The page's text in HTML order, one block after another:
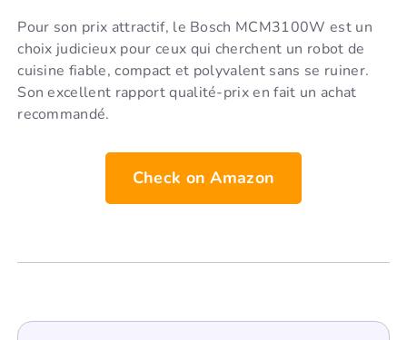
Pour son prix attractif, le Bosch MCM3100W est un
choix judicieux pour ceux qui cherchent un robot de
cuisine fiable, compact et polyvalent sans se ruiner.
Son excellent rapport qualité-prix en fait un achat
recommandé.
Check on Amazon